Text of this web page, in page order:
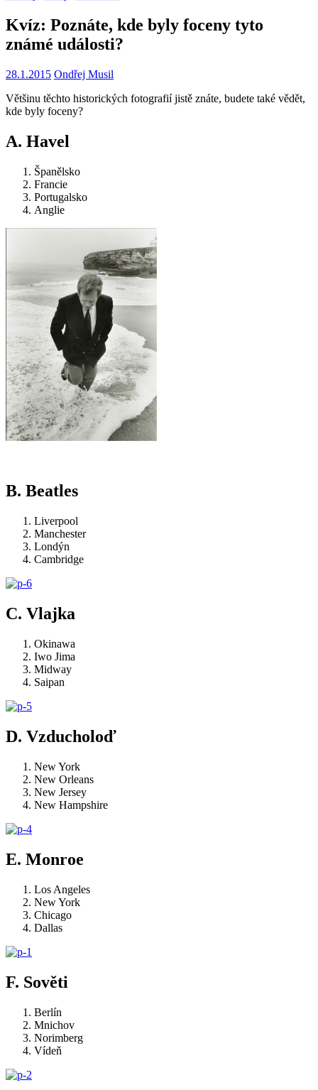
Kvíz: Poznáte, kde byly foceny tyto
známé události?
28.1.2015 Ondřej Musil
Většinu těchto historických fotografií jistě znáte, budete také vědět,
kde byly foceny?
A. Havel
Španělsko
Francie
Portugalsko
Anglie
B. Beatles
Liverpool
Manchester
Londýn
Cambridge
C. Vlajka
Okinawa
Iwo Jima
Midway
Saipan
D. Vzducholoď
New York
New Orleans
New Jersey
New Hampshire
E. Monroe
Los Angeles
New York
Chicago
Dallas
F. Sověti
Berlín
Mnichov
Norimberg
Vídeň